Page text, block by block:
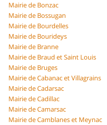
Mairie de Bonzac
Mairie de Bossugan
Mairie de Bourdelles
Mairie de Bourideys
Mairie de Branne
Mairie de Braud et Saint Louis
Mairie de Bruges
Mairie de Cabanac et Villagrains
Mairie de Cadarsac
Mairie de Cadillac
Mairie de Camarsac
Mairie de Camblanes et Meynac